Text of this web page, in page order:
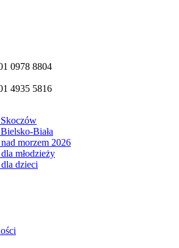
0978 8804
4935 5816
Biała
morzem 2026
młodzieży
dzieci